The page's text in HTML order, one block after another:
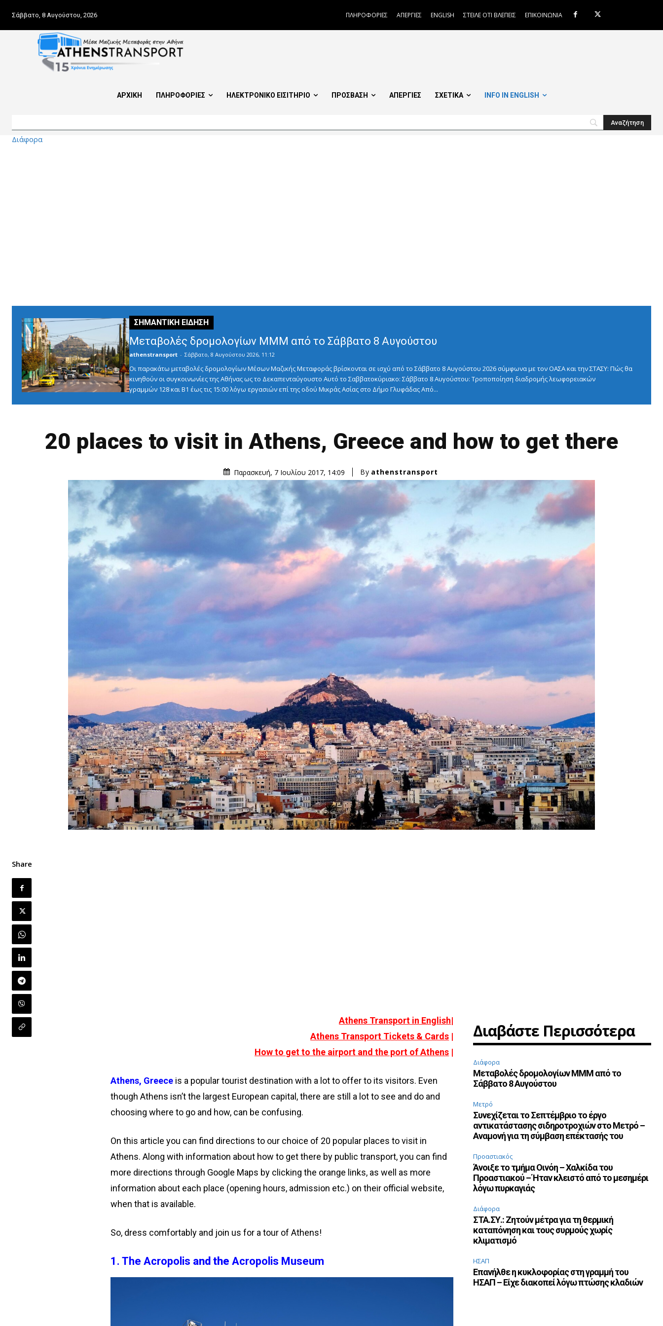
Σάββατο, 8 Αυγούστου, 2026 ΠΛΗΡΟΦΟΡΙΕΣ ΑΠΕΡΓΙΕΣ ENGLISH ΣΤΕΙΛΕ ΟΤΙ ΒΛΕΠΕΙΣ ΕΠΙΚΟΙΝΩΝΙΑ
ΑΡΧΙΚΗ ΠΛΗΡΟΦΟΡΙΕΣ ΗΛΕΚΤΡΟΝΙΚΟ ΕΙΣΙΤΗΡΙΟ ΠΡΟΣΒΑΣΗ ΑΠΕΡΓΙΕΣ ΣΧΕΤΙΚΑ INFO IN ENGLISH
Διάφορα
Μεταβολές δρομολογίων ΜΜΜ από το Σάββατο 8 Αυγούστου
athenstransport - Σάββατο, 8 Αυγούστου 2026, 11:12
Οι παρακάτω μεταβολές δρομολογίων Μέσων Μαζικής Μεταφοράς βρίσκονται σε ισχύ από το Σάββατο 8 Αυγούστου 2026 σύμφωνα με τον ΟΑΣΑ και την ΣΤΑΣΥ: Πώς θα
κινηθούν οι συγκοινωνίες της Αθήνας ως το Δεκαπενταύγουστο Αυτό το Σαββατοκύριακο: Σάββατο 8 Αυγούστου: Τροποποίηση διαδρομής λεωφορειακών
γραμμών 128 και Β1 έως τις 15:00 λόγω εργασιών επί της οδού Μικράς Ασίας στο Δήμο Γλυφάδας Από...
20 places to visit in Athens, Greece and how to get there
Παρασκευή, 7 Ιουλίου 2017, 14:09 By athenstransport
Share
Athens Transport in English|
Athens Transport Tickets & Cards |
How to get to the airport and the port of Athens |
Athens, Greece is a popular tourist destination with a lot to offer to its visitors. Even
though Athens isn’t the largest European capital, there are still a lot to see and do and
choosing where to go and how, can be confusing.
On this article you can find directions to our choice of 20 popular places to visit in
Athens. Along with information about how to get there by public transport, you can find
more directions through Google Maps by clicking the orange links, as well as more
information about each place (opening hours, admission etc.) on their official website,
when that is available.
So, dress comfortably and join us for a tour of Athens!
1. The Acropolis and the Acropolis Museum
Διαβάστε Περισσότερα
Διάφορα
Μεταβολές δρομολογίων ΜΜΜ από το
Σάββατο 8 Αυγούστου
Μετρό
Συνεχίζεται το Σεπτέμβριο το έργο
αντικατάστασης σιδηροτροχιών στο Μετρό –
Αναμονή για τη σύμβαση επέκτασής του
Προαστιακός
Άνοιξε το τμήμα Οινόη – Χαλκίδα του
Προαστιακού – Ήταν κλειστό από το μεσημέρι
λόγω πυρκαγιάς
Διάφορα
ΣΤΑ.ΣΥ.: Ζητούν μέτρα για τη θερμική
καταπόνηση και τους συρμούς χωρίς
κλιματισμό
ΗΣΑΠ
Επανήλθε η κυκλοφορίας στη γραμμή του
ΗΣΑΠ – Είχε διακοπεί λόγω πτώσης κλαδιών